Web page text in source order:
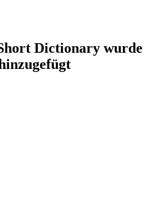
Dictionary wurde